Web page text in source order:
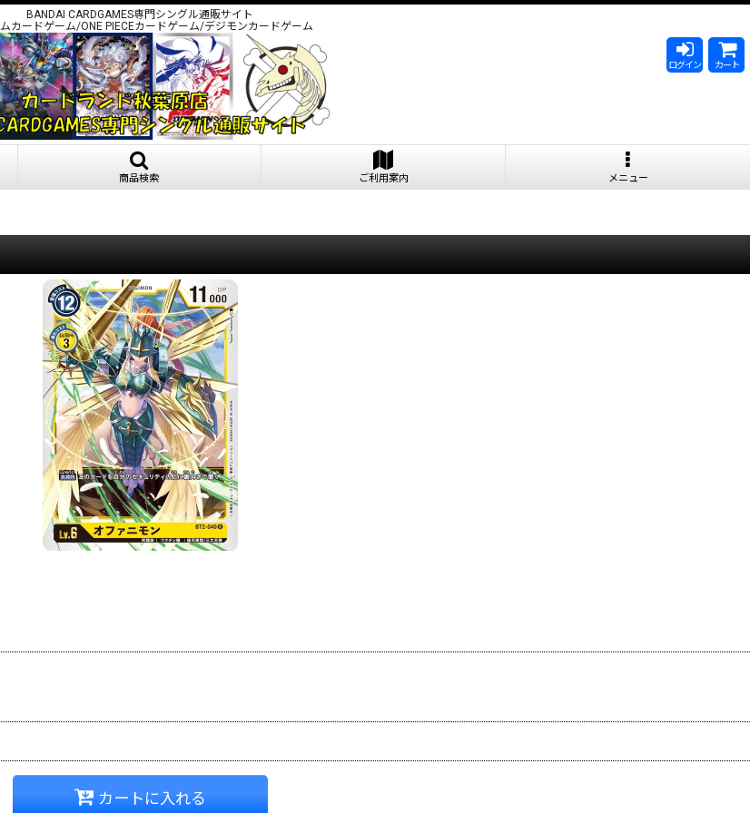
BANDAI CARDGAMES専門シングル通販サイト
カードゲーム/ONE PIECEカードゲーム/デジモンカードゲーム
ログイン カート
商品検索 ご利用案内 メニュー
カートに入れる